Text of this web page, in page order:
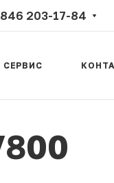
846 203-17-84
СЕРВИС